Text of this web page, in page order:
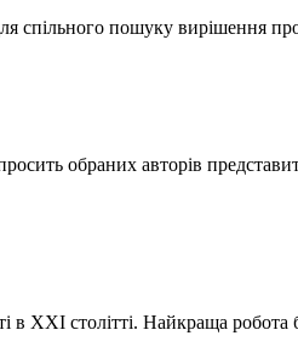
спільного пошуку вирішення
в XXI столітті. Найкраща